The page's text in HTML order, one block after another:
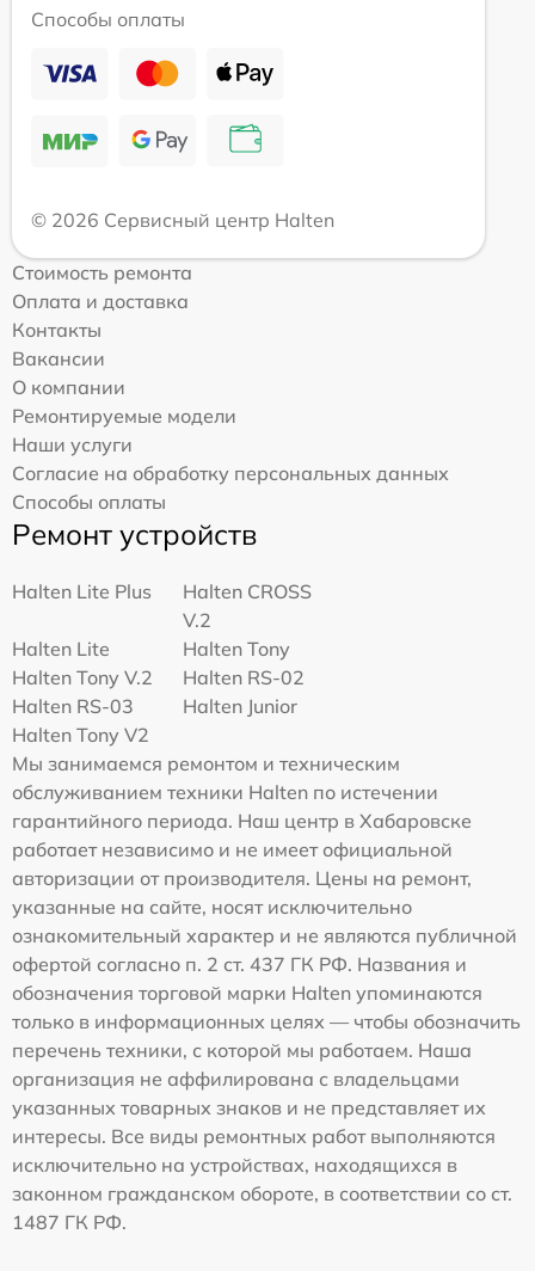
Способы оплаты
© 2026 Сервисный центр Halten
Стоимость ремонта
Оплата и доставка
Контакты
Вакансии
О компании
Ремонтируемые модели
Наши услуги
Согласие на обработку персональных данных
Способы оплаты
Ремонт устройств
Halten Lite Plus
Halten CROSS
V.2
Halten Lite
Halten Tony
Halten Tony V.2
Halten RS-02
Halten RS-03
Halten Junior
Halten Tony V2
Мы занимаемся ремонтом и техническим
обслуживанием техники Halten по истечении
гарантийного периода. Наш центр в Хабаровске
работает независимо и не имеет официальной
авторизации от производителя. Цены на ремонт,
указанные на сайте, носят исключительно
ознакомительный характер и не являются публичной
офертой согласно п. 2 ст. 437 ГК РФ. Названия и
обозначения торговой марки Halten упоминаются
только в информационных целях — чтобы обозначить
перечень техники, с которой мы работаем. Наша
организация не аффилирована с владельцами
указанных товарных знаков и не представляет их
интересы. Все виды ремонтных работ выполняются
исключительно на устройствах, находящихся в
законном гражданском обороте, в соответствии со ст.
1487 ГК РФ.